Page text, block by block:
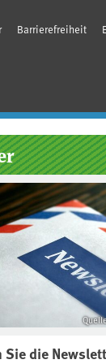
Barrierefreiheit
die